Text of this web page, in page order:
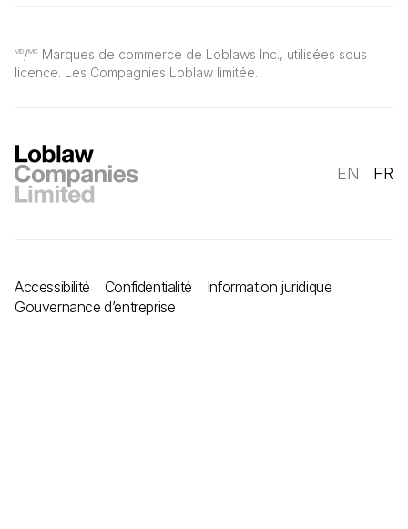
MD/MC Marques de commerce de Loblaws Inc., utilisées sous
licence. Les Compagnies Loblaw limitée.
EN FR
Accessibilité Confidentialité
Information juridique
Gouvernance d’entreprise